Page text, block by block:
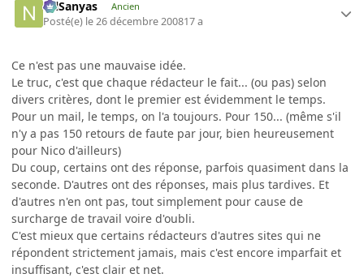
NilSanyas Ancien
Posté(e) le 26 décembre 200817 a
Ce n'est pas une mauvaise idée.
Le truc, c'est que chaque rédacteur le fait... (ou pas) selon
divers critères, dont le premier est évidemment le temps.
Pour un mail, le temps, on l'a toujours. Pour 150... (même s'il
n'y a pas 150 retours de faute par jour, bien heureusement
pour Nico d'ailleurs)
Du coup, certains ont des réponse, parfois quasiment dans la
seconde. D'autres ont des réponses, mais plus tardives. Et
d'autres n'en ont pas, tout simplement pour cause de
surcharge de travail voire d'oubli.
C'est mieux que certains rédacteurs d'autres sites qui ne
répondent strictement jamais, mais c'est encore imparfait et
insuffisant, c'est clair et net.